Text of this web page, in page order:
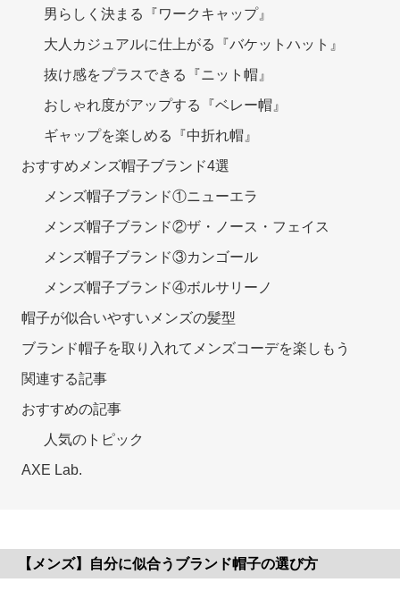
男らしく決まる『ワークキャップ』
大人カジュアルに仕上がる『バケットハット』
抜け感をプラスできる『ニット帽』
おしゃれ度がアップする『ベレー帽』
ギャップを楽しめる『中折れ帽』
おすすめメンズ帽子ブランド4選
メンズ帽子ブランド①ニューエラ
メンズ帽子ブランド②ザ・ノース・フェイス
メンズ帽子ブランド③カンゴール
メンズ帽子ブランド④ボルサリーノ
帽子が似合いやすいメンズの髪型
ブランド帽子を取り入れてメンズコーデを楽しもう
関連する記事
おすすめの記事
人気のトピック
AXE Lab.
【メンズ】自分に似合うブランド帽子の選び方